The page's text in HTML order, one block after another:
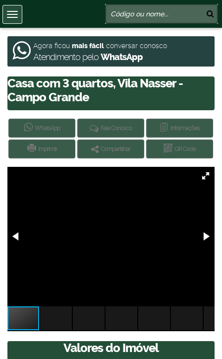
Agora ficou mais fácil conversar conosco
Atendimento peloWhatsApp
Casa com 3 quartos, Vila Nasser -
Campo Grande
WhatsApp Fale Conosco Informações
Imprimir Compartilhar QR Code
Valores do Imóvel